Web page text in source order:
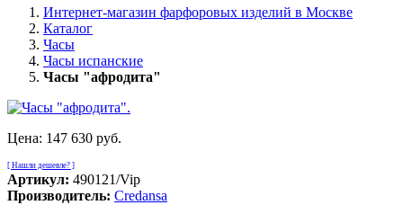
Интернет-магазин фарфоровых изделий в Москве
Каталог
Часы
Часы испанские
Часы "афродита"
Цена: 147 630 руб.
[ Нашли дешевле? ]
Артикул: 490121/Vip
Производитель: Credansa